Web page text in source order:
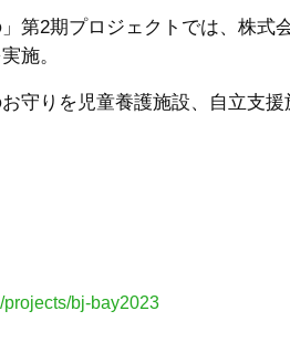
」第2期プロジェクトでは、株
施。
守りを児童養護施設、自立支
projects/bj-bay2023